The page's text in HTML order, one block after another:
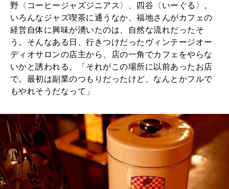
野〈コーヒージャズジニアス〉、四谷〈いーぐる〉。
いろんなジャズ喫茶に通うなか、福地さんがカフェの
経営自体に興味が湧いたのは、自然な流れだったそ
う。そんなある日、行きつけだったヴィンテージオー
ディオサロンの店主から、店の一角でカフェをやらな
いかと誘われる。「それがこの場所に以前あったお店
で。最初は副業のつもりだったけど、なんとかフルで
もやれそうだなって」